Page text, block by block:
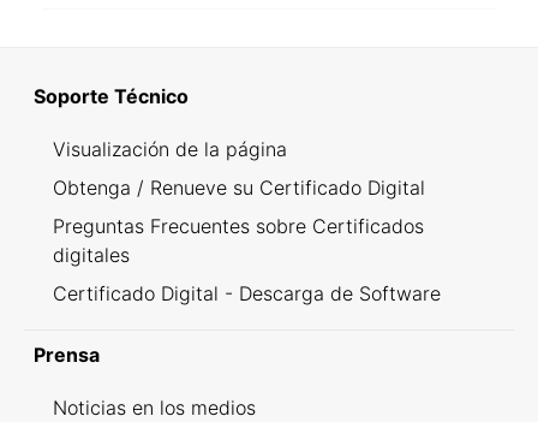
Soporte Técnico
Visualización de la página
Obtenga / Renueve su Certificado Digital
Preguntas Frecuentes sobre Certificados
digitales
Certificado Digital - Descarga de Software
Prensa
Noticias en los medios